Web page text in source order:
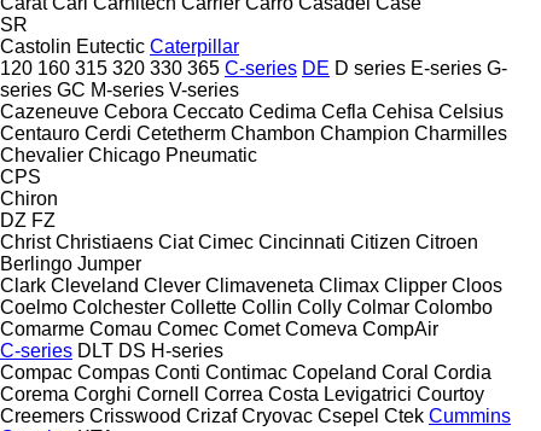
SR
Castolin Eutectic Caterpillar
120 160 315 320 330 365 C-series DE D series E-series G-
series GC M-series V-series
Cazeneuve Cebora Ceccato Cedima Cefla Cehisa Celsius
Centauro Cerdi Cetetherm Chambon Champion Charmilles
Chevalier Chicago Pneumatic
CPS
Chiron
DZ FZ
Christ Christiaens Ciat Cimec Cincinnati Citizen Citroen
Berlingo Jumper
Clark Cleveland Clever Climaveneta Climax Clipper Cloos
Coelmo Colchester Collette Collin Colly Colmar Colombo
Comarme Comau Comec Comet Comeva CompAir
C-series DLT DS H-series
Compac Compas Conti Contimac Copeland Coral Cordia
Corema Corghi Cornell Correa Costa Levigatrici Courtoy
Creemers Crisswood Crizaf Cryovac Csepel Ctek Cummins